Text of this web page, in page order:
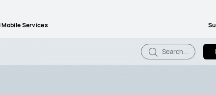
Mobile Services
Search...